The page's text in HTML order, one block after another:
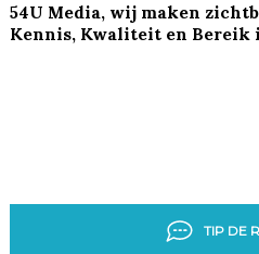
54U Media, wij maken
Kennis, Kwaliteit en Bereik
TIP DE